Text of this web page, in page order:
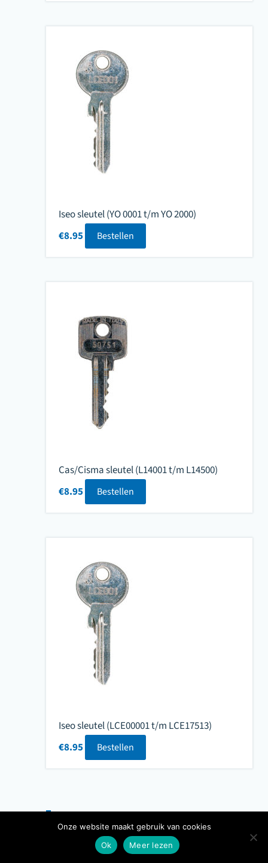
Iseo sleutel (YO 0001 t/m YO 2000)
€8.95 Bestellen
Cas/Cisma sleutel (L14001 t/m L14500)
€8.95 Bestellen
Iseo sleutel (LCE00001 t/m LCE17513)
€8.95 Bestellen
Onze website maakt gebruik van cookies
Ok
Meer lezen